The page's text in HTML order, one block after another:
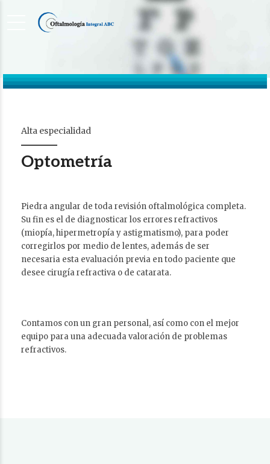
Alta especialidad
Optometría
Piedra angular de toda revisión oftalmológica completa.
Su fin es el de diagnosticar los errores refractivos
(miopía, hipermetropía y astigmatismo), para poder
corregirlos por medio de lentes, además de ser
necesaria esta evaluación previa en todo paciente que
desee cirugía refractiva o de catarata.
Contamos con un gran personal, así como con el mejor
equipo para una adecuada valoración de problemas
refractivos.